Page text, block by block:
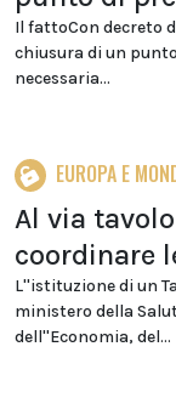
Il fattoCon decreto
chiusura di un
necessaria...
EUROPA E
Al via
coordinare
L''istituzione di un
ministero della
dell''Economia, del...